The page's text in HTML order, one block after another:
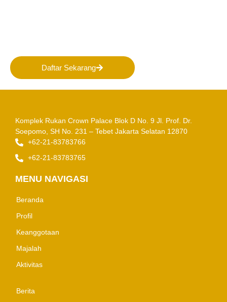
Daftar Sekarang
Komplek Rukan Crown Palace Blok D No. 9 Jl. Prof. Dr.
Soepomo, SH No. 231 – Tebet Jakarta Selatan 12870
+62-21-83783766
+62-21-83783765
MENU NAVIGASI
Beranda
Profil
Keanggotaan
Majalah
Aktivitas
Berita